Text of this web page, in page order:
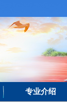
专业介绍